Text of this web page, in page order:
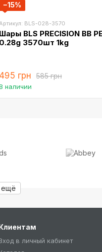
−15%
BLS-028-3570
Шары BLS PRECISION BB
0.28g 3570шт 1kg
585 грн
495 грн
наличии
ещё
в личный кабинет